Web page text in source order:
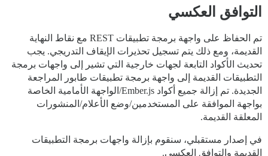
التوافق العكسي
تم الحفاظ على واجهة برمجة تطبيقات REST مع نقاط النهاية
القديمة، ومع ذلك يتم تسجيل تحذيرات الإيقاف التدريجي. يجب
تحديث الأكواد التابعة لجهات خارجية التي تشير إلى واجهات برمجة
التطبيقات القديمة إلى واجهة برمجة تطبيقات طابور المراجعة
الجديدة. تم إزالة جميع أكواد Ember.js/الواجهة الأمامية الخاصة
بواجهة الموافقة على المستخدمين/وضع الأعلام/المنشورات
المعلقة القديمة.
في إصدار مستقبلي، سنقوم بإزالة واجهات برمجة التطبيقات
القديمة والتوافق العكسي.